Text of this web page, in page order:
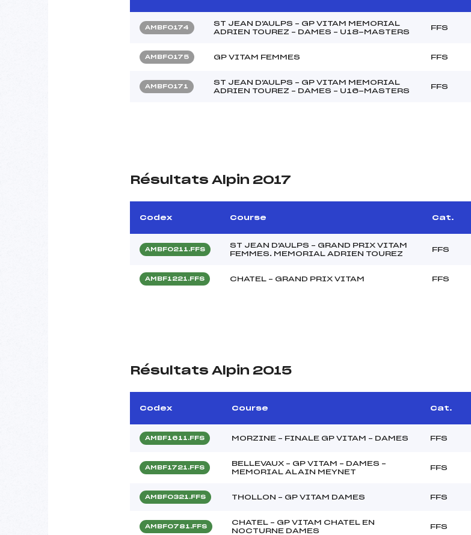
AMBF0174
ST JEAN D'AULPS – GP VITAM MEMORIAL
ADRIEN TOUREZ – DAMES – U18-MASTERS
FFS
AMBF0175 GP VITAM FEMMES FFS
AMBF0171
ST JEAN D'AULPS – GP VITAM MEMORIAL
ADRIEN TOUREZ – DAMES – U16-MASTERS
FFS
Résultats Alpin 2017
Codex Course Cat.
AMBF0211.FFS
ST JEAN D'AULPS – GRAND PRIX VITAM
FEMMES. MEMORIAL ADRIEN TOUREZ
FFS
AMBF1221.FFS CHATEL – GRAND PRIX VITAM FFS
Résultats Alpin 2015
Codex Course Cat.
AMBF1611.FFS MORZINE – FINALE GP VITAM – DAMES FFS
AMBF1721.FFS
BELLEVAUX – GP VITAM – DAMES –
MEMORIAL ALAIN MEYNET
FFS
AMBF0321.FFS THOLLON – GP VITAM DAMES FFS
AMBF0781.FFS
CHATEL – GP VITAM CHATEL EN
NOCTURNE DAMES
FFS